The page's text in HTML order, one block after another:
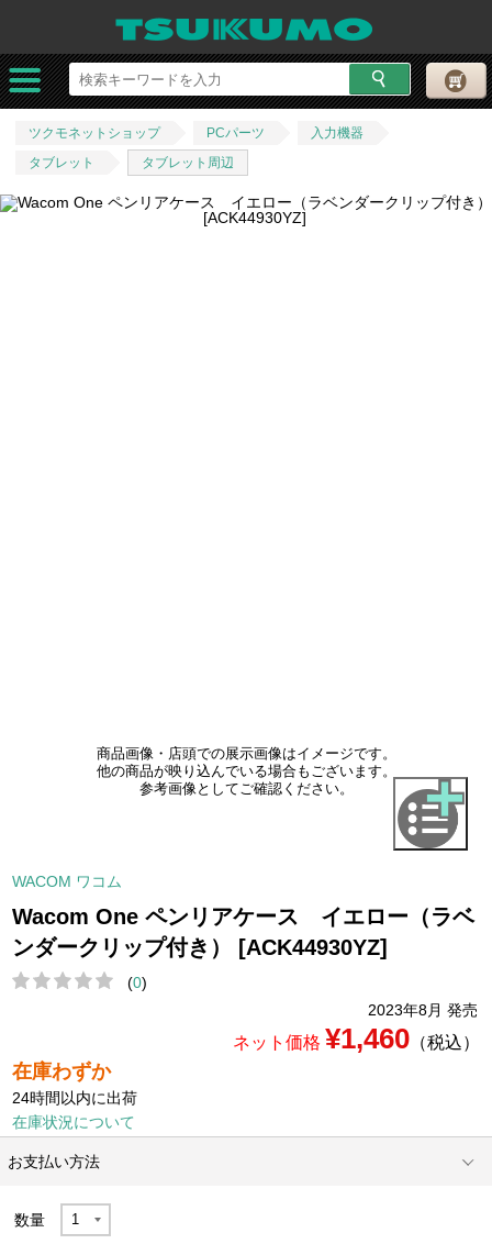
ツクモネットショップ PCパーツ
入力機器
タブレット
タブレット周辺
商品画像・店頭での展示画像はイメージです。
他の商品が映り込んでいる場合もございます。
参考画像としてご確認ください。
WACOM ワコム
Wacom One ペンリアケース イエロー（ラベ
ンダークリップ付き） [ACK44930YZ]
(0)
2023年8月 発売
ネット価格 ¥1,460（税込）
在庫わずか
24時間以内に出荷
在庫状況について
お支払い方法
数量